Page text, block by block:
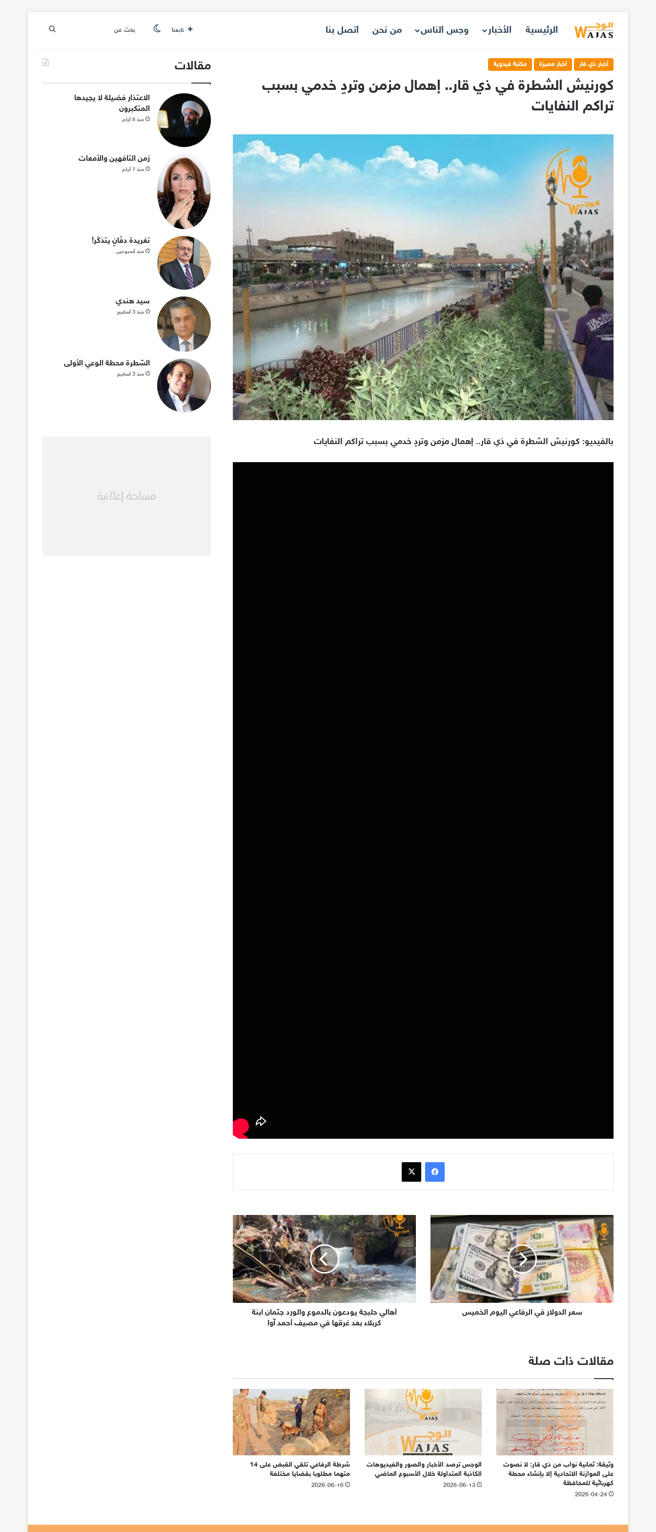
الرئيسية الأخبار وجس الناس من نحن اتصل بنا تابعنا الوضع المظلم بحث
أخبار ذي قار أخبار مميزة مكتبة فيدوية
كورنيش الشطرة في ذي قار.. إهمال مزمن وتردٍ خدمي بسبب
تراكم النفايات
بالفيديو: كورنيش الشطرة في ذي قار.. إهمال مزمن وتردٍ خدمي بسبب تراكم النفايات
فيسبوكx
سعر الدولار في الرفاعي اليوم الخميس
أهالي حلبجة يودعون بالدموع والورد جثمان ابنة
كربلاء بعد غرقها في مصيف أحمد آوا
مقالات ذات صلة
وثيقة: ثمانية نواب من ذي قار: لا نصوت
على الموازنة الاتحادية إلا بإنشاء محطة
كهربائية للمحافظة
2026-04-24
الوجس ترصد الأخبار والصور والفيديوهات
الكاذبة المتداولة خلال الأسبوع الماضي
2026-06-13
شرطة الرفاعي تلقي القبض على 14
متهما مطلوبا بقضايا مختلفة
2026-06-16
مقالات
الاعتذار فضيلة لا يجيدها
المتكبرون
منذ 5 أيام
زمن التافهين والأمعات
منذ 7 أيام
تغريدة دفّانٍ يتذكّر!
منذ أسبوعين
سيد هندي
منذ 3 أسابيع
الشطرة محطة الوعي الأولى
منذ 3 أسابيع